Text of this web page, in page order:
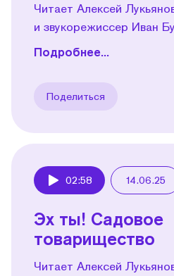
Читает Алексей
и звукорежиссер Иван
Подробнее...
Поделиться
02:58 14.06.25
Эх ты! Садовое
товарищество
Читает Алексей